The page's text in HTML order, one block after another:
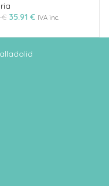
€ 35.91 € IVA inc.